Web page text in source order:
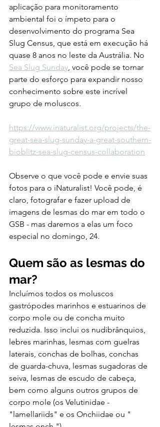
aplicação para monitoramento
ambiental foi o ímpeto para o
desenvolvimento do programa Sea
Slug Census, que está em execução há
quase 8 anos no leste da Austrália. No
Sea Slug Sunday, você pode se tornar
parte do esforço para expandir nosso
conhecimento sobre este incrível
grupo de moluscos.
https://www.inaturalist.org/projects/the-
great-sea-slug-sunday-a-great-southern-
bioblitz-sea-slug-census-collaboration
Observe o que você pode e envie suas
fotos para o iNaturalist! Você pode, é
claro, fotografar e fazer upload de
imagens de lesmas do mar em todo o
GSB - mas daremos a elas um foco
especial no domingo, 24.
Quem são as lesmas do
mar?
Incluímos todos os moluscos
gastrópodes marinhos e estuarinos de
corpo mole ou de concha muito
reduzida. Isso inclui os nudibrânquios,
lebres marinhas, lesmas com guelras
laterais, conchas de bolhas, conchas
de guarda-chuva, lesmas sugadoras de
seiva, lesmas de escudo de cabeça,
bem como alguns outros grupos de
corpo mole (os Velutinidae -
"lamellariids" e os Onchiidae ou "